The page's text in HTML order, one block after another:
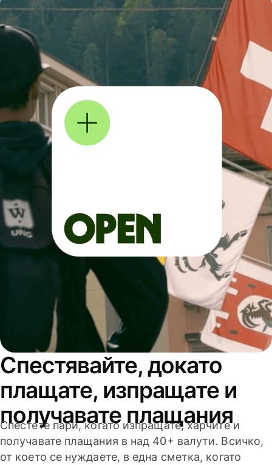
Спестявайте, докато
плащате, изпращате и
получавате плащания
Спестете пари, когато изпращате, харчите и
получавате плащания в над 40+ валути. Всичко,
от което се нуждаете, в една сметка, когато